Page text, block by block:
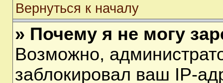
Вернуться к началу
» Почему я не могу
Возможно,
заблокировал ваш IP-